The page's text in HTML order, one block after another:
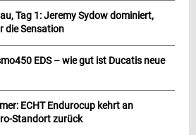
Tag 1: Jeremy Sydow dominiert,
die Sensation
EDS – wie gut ist Ducatis neue
ECHT Endurocup kehrt an
Standort zurück